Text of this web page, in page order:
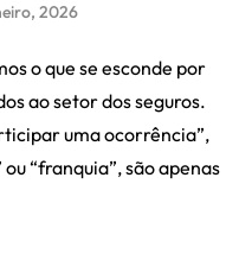
2026
o que se esconde por
ao setor dos seguros.
uma ocorrência”,
“franquia”, são apenas